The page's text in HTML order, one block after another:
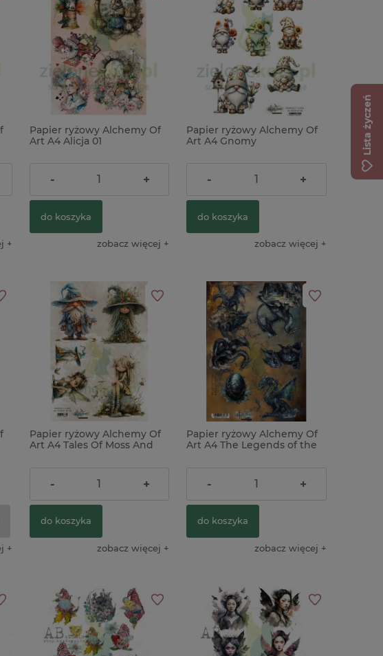
Serwetka 33x33cm IHS komunia
do koszyka
Papier ryżowy Alchemy Of
Art A4 Alicja 01
10,90 zł
- +
do koszyka
zobacz więcej
Papier ryżowy Alchemy Of
Art A4 Gnomy
10,90 zł
- +
do koszyka
zobacz więcej
Papier ryżowy Alchemy Of
Art A4 Tales Of Moss And
10,90 zł
- +
do koszyka
zobacz więcej
Papier ryżowy Alchemy Of
Art A4 The Legends of the
10,90 zł
- +
do koszyka
zobacz więcej
Lista życzeń